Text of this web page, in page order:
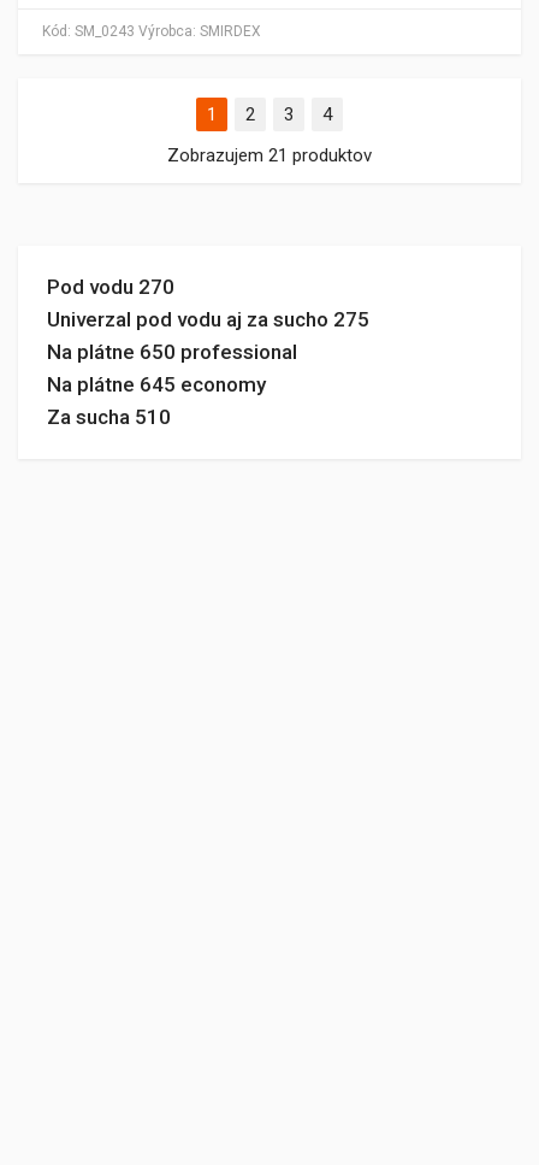
Pod vodu 270
Univerzal pod vodu aj za sucho 275
Na plátne 650 professional
Na plátne 645 economy
Za sucha 510
Kód: SM_0243 Výrobca: SMIRDEX
1 2 3
4
Zobrazujem 21 produktov